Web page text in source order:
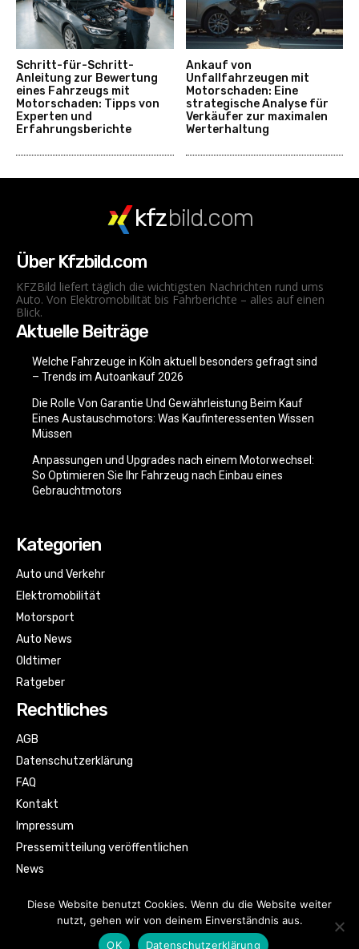
Schritt-für-Schritt-
Anleitung zur Bewertung
eines Fahrzeugs mit
Motorschaden: Tipps von
Experten und
Erfahrungsberichte
Ankauf von
Unfallfahrzeugen mit
Motorschaden: Eine
strategische Analyse für
Verkäufer zur maximalen
Werterhaltung
kfzbild.com
Über Kfzbild.com
KFZBild liefert täglich die wichtigsten Nachrichten rund ums
Auto. Von Elektromobilität bis Fahrberichte – alles auf einen
Blick.
Aktuelle Beiträge
Welche Fahrzeuge in Köln aktuell besonders gefragt sind
– Trends im Autoankauf 2026
Die Rolle Von Garantie Und Gewährleistung Beim Kauf
Eines Austauschmotors: Was Kaufinteressenten Wissen
Müssen
Anpassungen und Upgrades nach einem Motorwechsel:
So Optimieren Sie Ihr Fahrzeug nach Einbau eines
Gebrauchtmotors
Kategorien
Auto und Verkehr
Elektromobilität
Motorsport
Auto News
Oldtimer
Ratgeber
Rechtliches
AGB
Datenschutzerklärung
FAQ
Kontakt
Impressum
Pressemitteilung veröffentlichen
News
Diese Website benutzt Cookies. Wenn du die Website weiter
nutzt, gehen wir von deinem Einverständnis aus.
OK
Datenschutzerklärung